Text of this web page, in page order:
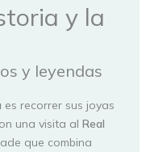
y la
y leyendas
es recorrer sus joyas
una visita al Real
que combina